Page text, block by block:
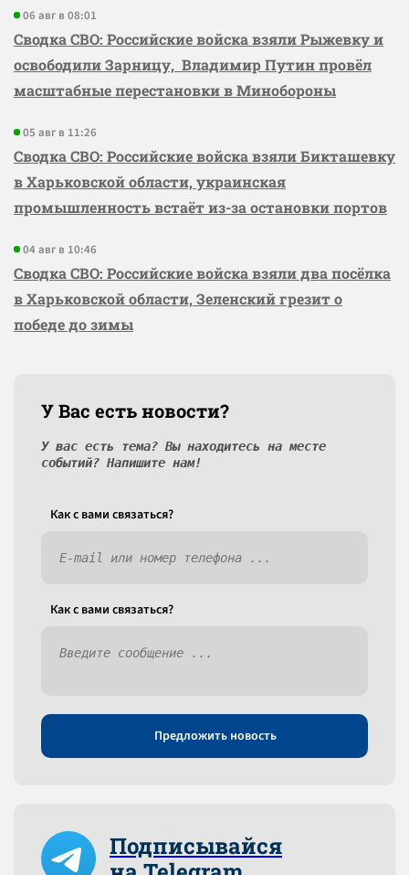
06 авг в 08:01
Сводка СВО: Российские войска взяли Рыжевку и
освободили Зарницу, Владимир Путин провёл
масштабные перестановки в Минобороны
05 авг в 11:26
Сводка СВО: Российские войска взяли Бикташевку
в Харьковской области, украинская
промышленность встаёт из-за остановки портов
04 авг в 10:46
Сводка СВО: Российские войска взяли два посёлка
в Харьковской области, Зеленский грезит о
победе до зимы
У Вас есть новости?
У вас есть тема? Вы находитесь на месте
событий? Напишите нам!
Как c вами связаться?
Как c вами связаться?
Предложить новость
Подписывайся